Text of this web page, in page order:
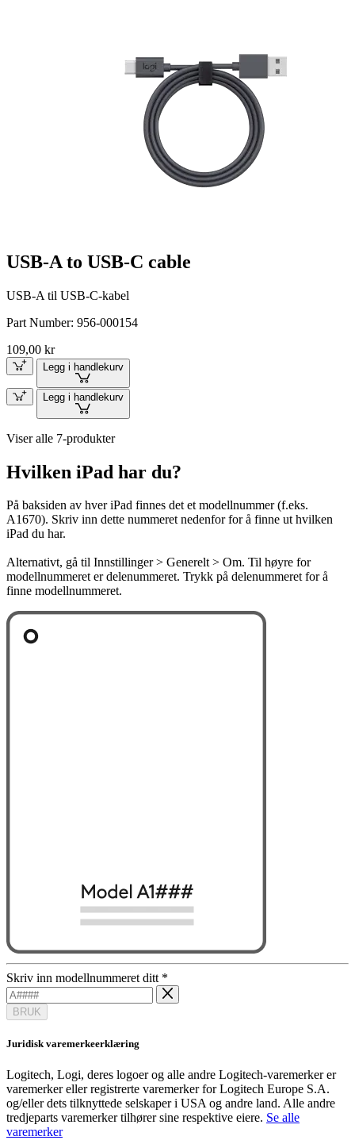
USB-A to USB-C cable
USB-A til USB-C-kabel
Part Number: 956-000154
109,00 kr
Legg i handlekurv
Legg i handlekurv
Viser alle 7-produkter
Hvilken iPad har du?
På baksiden av hver iPad finnes det et modellnummer (f.eks.
A1670). Skriv inn dette nummeret nedenfor for å finne ut hvilken
iPad du har.
Alternativt, gå til Innstillinger > Generelt > Om. Til høyre for
modellnummeret er delenummeret. Trykk på delenummeret for å
finne modellnummeret.
Skriv inn modellnummeret ditt *
BRUK
Juridisk varemerkeerklæring
Logitech, Logi, deres logoer og alle andre Logitech-varemerker er
varemerker eller registrerte varemerker for Logitech Europe S.A.
og/eller dets tilknyttede selskaper i USA og andre land. Alle andre
tredjeparts varemerker tilhører sine respektive eiere. Se alle
varemerker